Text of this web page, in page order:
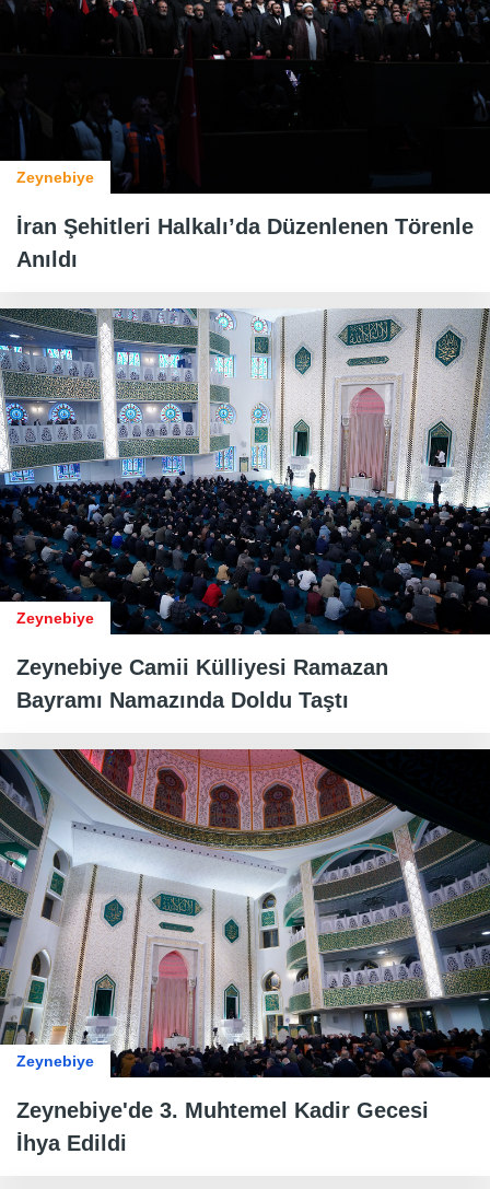
Zeynebiye
İran Şehitleri Halkalı’da Düzenlenen Törenle
Anıldı
Zeynebiye
Zeynebiye Camii Külliyesi Ramazan
Bayramı Namazında Doldu Taştı
Zeynebiye
Zeynebiye'de 3. Muhtemel Kadir Gecesi
İhya Edildi